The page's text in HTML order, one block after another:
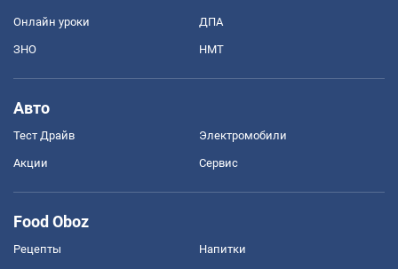
Онлайн уроки ДПА
ЗНО НМТ
Авто
Тест Драйв Электромобили
Акции Сервис
Food Oboz
Рецепты Напитки